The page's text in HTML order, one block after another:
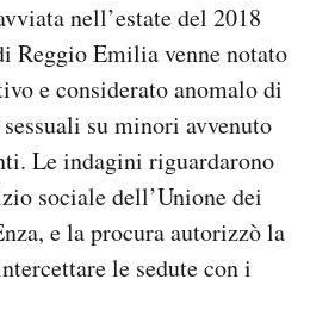
nell’estate del 2018
Reggio Emilia venne notato
e considerato anomalo di
su minori avvenuto
Le indagini riguardarono
sociale dell’Unione dei
e la procura autorizzò la
le sedute con i